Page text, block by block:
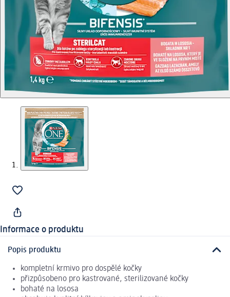
Informace o produktu
Popis produktu
kompletní krmivo pro dospělé kočky
přizpůsobeno pro kastrované, sterilizované kočky
bohaté na lososa